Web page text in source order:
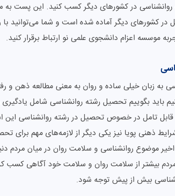
در کشورهای دیگر کسب کنید. این پست به
کشورهای دیگر آماده شده است و شما می‌توانید
موسسه اعزام دانشجوی علمی نو ارتباط برقرار کنید.
به زبان خیلی ساده و روان به معنی مطالعه ذهن و
باید بگوییم تحصیل رشته روانشناسی شامل
تامل در خصوص تحصیل در رشته روانشناسی این
ذهنی پویا نیز یکی دیگر از لازمه‌های مهم برای
موضوع روانشناسی و سلامت روان در میان مردم
بیشتر از سلامت روان و سلامت خود آگاهی کسب
بیش از پیش توجه شود.